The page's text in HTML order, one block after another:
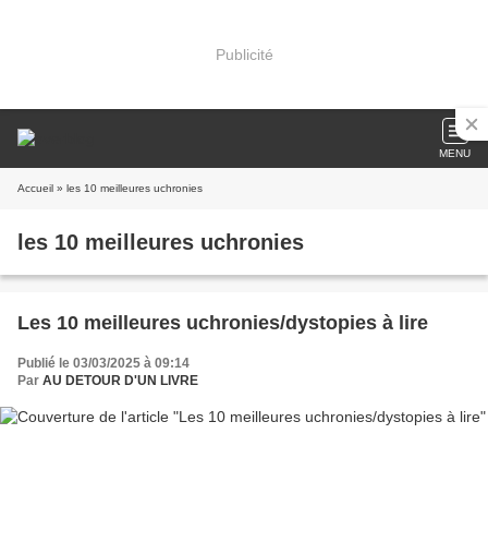
Publicité
MENU
Accueil » les 10 meilleures uchronies
les 10 meilleures uchronies
Les 10 meilleures uchronies/dystopies à lire
Publié le 03/03/2025 à 09:14
Par AU DETOUR D'UN LIVRE